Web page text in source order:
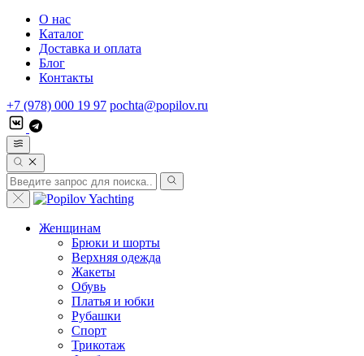
О нас
Каталог
Доставка и оплата
Блог
Контакты
+7 (978) 000 19 97 pochta@popilov.ru
Женщинам
Брюки и шорты
Верхняя одежда
Жакеты
Обувь
Платья и юбки
Рубашки
Спорт
Трикотаж